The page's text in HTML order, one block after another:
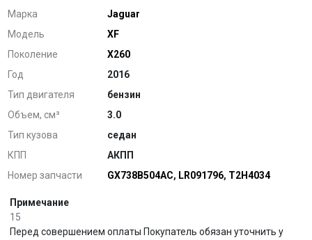
Марка
Jaguar
Модель
XF
Поколение
X260
Год
2016
Тип двигателя
бензин
Объем, см³
3.0
Тип кузова
седан
КПП
АКПП
Номер запчасти
GX738B504AC, LR091796, T2H4034
Примечание
15
Перед совершением оплаты Покупатель обязан уточнить у